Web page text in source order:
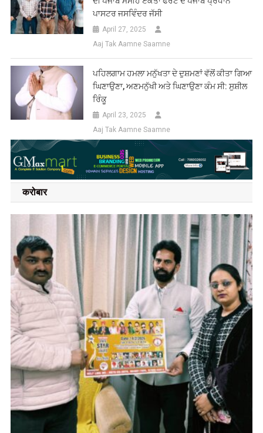
ਪਾਸਟਰ ਜਸਵਿੰਦਰ ਜੱਸੀ
April 27, 2025
Aaj Tak Aamne Saamne
ਪਹਿਲਗਾਮ ਹਮਲਾ ਮਨੁੱਖਤਾ ਦੇ ਦੁਸ਼ਮਣਾਂ ਵੱਲੋਂ ਕੀਤਾ ਗਿਆ
ਘਿਣਾਉਣਾ, ਅਣਮਨੁੱਖੀ ਅਤੇ ਘਿਣਾਉਣਾ ਕੰਮ ਸੀ: ਸੁਸ਼ੀਲ
ਰਿੰਕੂ
April 23, 2025
Aaj Tak Aamne Saamne
करोबार